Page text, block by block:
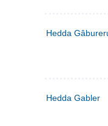
Hedda
Hedda Gabler